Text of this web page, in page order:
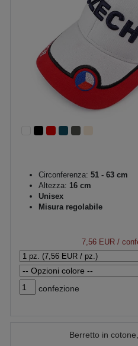
Circonferenza: 51 - 63 cm
Altezza: 16 cm
Unisex
Misura regolabile
7,56 EUR /
confezione
Berretto in